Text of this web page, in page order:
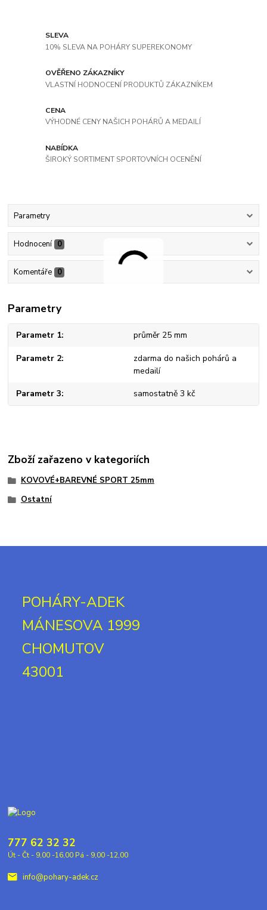
SLEVA
10% SLEVA NA POHÁRY SUPEREKONOMY
OVĚŘENO ZÁKAZNÍKY
VLASTNÍ HODNOCENÍ PRODUKTŮ ZÁKAZNÍKEM
CENA
VÝHODNÉ CENY NAŠICH POHÁRŮ A MEDAILÍ
NABÍDKA
ŠIROKÝ SORTIMENT SPORTOVNÍCH OCENĚNÍ
Parametry
Hodnocení 0
Komentáře 0
Parametry
Parametr 1 průměr 25 mm
Parametr 2
zdarma do našich pohárů a
medailí
Parametr 3 samostatně 3 kč
Zboží zařazeno v kategoriích
KOVOVÉ+BAREVNÉ SPORT 25mm
Ostatní
POHÁRY-ADEK
MÁNESOVA 1999
CHOMUTOV
43001
777 62 32 32
Út - Čt - 9,00 -16,00 Pá - 9,00 -12,00
info@pohary-adek.cz